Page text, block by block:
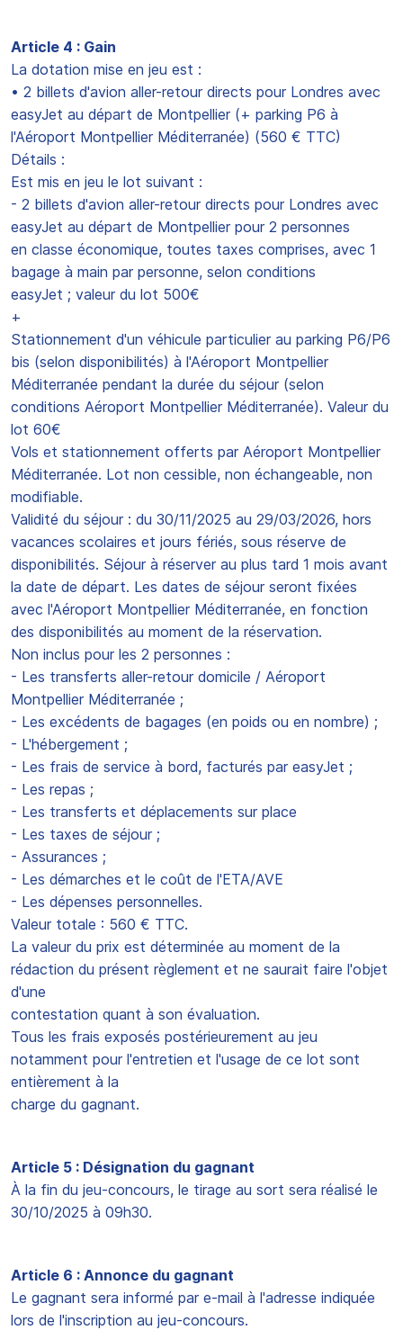
Article 4 : Gain
La dotation mise en jeu est :
• 2 billets d'avion aller-retour directs pour Londres avec
easyJet au départ de Montpellier (+ parking P6 à
l'Aéroport Montpellier Méditerranée) (560 € TTC)
Détails :
Est mis en jeu le lot suivant :
- 2 billets d'avion aller-retour directs pour Londres avec
easyJet au départ de Montpellier pour 2 personnes
en classe économique, toutes taxes comprises, avec 1
bagage à main par personne, selon conditions
easyJet ; valeur du lot 500€
+
Stationnement d'un véhicule particulier au parking P6/P6
bis (selon disponibilités) à l'Aéroport Montpellier
Méditerranée pendant la durée du séjour (selon
conditions Aéroport Montpellier Méditerranée). Valeur du
lot 60€
Vols et stationnement offerts par Aéroport Montpellier
Méditerranée. Lot non cessible, non échangeable, non
modifiable.
Validité du séjour : du 30/11/2025 au 29/03/2026, hors
vacances scolaires et jours fériés, sous réserve de
disponibilités. Séjour à réserver au plus tard 1 mois avant
la date de départ. Les dates de séjour seront fixées
avec l'Aéroport Montpellier Méditerranée, en fonction
des disponibilités au moment de la réservation.
Non inclus pour les 2 personnes :
- Les transferts aller-retour domicile / Aéroport
Montpellier Méditerranée ;
- Les excédents de bagages (en poids ou en nombre) ;
- L'hébergement ;
- Les frais de service à bord, facturés par easyJet ;
- Les repas ;
- Les transferts et déplacements sur place
- Les taxes de séjour ;
- Assurances ;
- Les démarches et le coût de l'ETA/AVE
- Les dépenses personnelles.
Valeur totale : 560 € TTC.
La valeur du prix est déterminée au moment de la
rédaction du présent règlement et ne saurait faire l'objet
d'une
contestation quant à son évaluation.
Tous les frais exposés postérieurement au jeu
notamment pour l'entretien et l'usage de ce lot sont
entièrement à la
charge du gagnant.
Article 5 : Désignation du gagnant
À la fin du jeu-concours, le tirage au sort sera réalisé le
30/10/2025 à 09h30.
Article 6 : Annonce du gagnant
Le gagnant sera informé par e-mail à l'adresse indiquée
lors de l'inscription au jeu-concours.